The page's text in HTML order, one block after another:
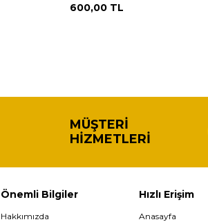
600,00 TL
MÜŞTERI
HIZMETLERI
Önemli Bilgiler
Hakkımızda
Hızlı Erişim
Anasayfa